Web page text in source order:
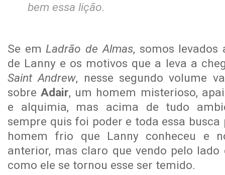
bem essa lição.
Se emLadrão de Almas, somos levados
de Lanny e os motivos que a leva a
Saint Andrew, nesse segundo volume
sobreAdair, um homem misterioso,
e alquimia, mas acima de tudo
sempre quis foi poder e toda essa
homem frio que Lanny conheceu e
anterior, mas claro que vendo pelo lado
como ele se tornou esse ser temido.